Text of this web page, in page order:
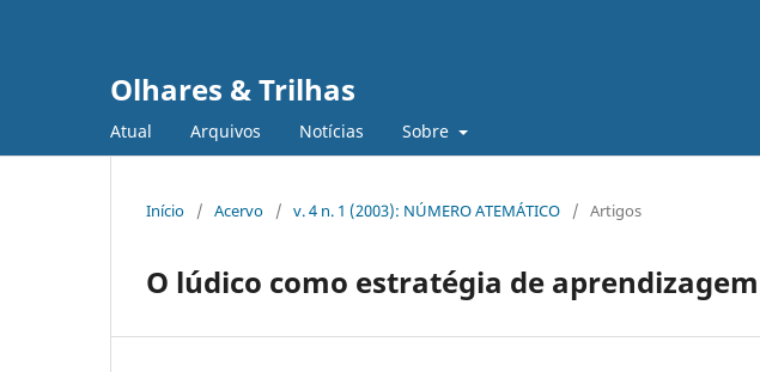
Olhares & Trilhas
Atual Arquivos Notícias Sobre
Início / Acervo / v. 4 n. 1 (2003): NÚMERO ATEMÁTICO / Artigos
O lúdico como estratégia de aprendizagem